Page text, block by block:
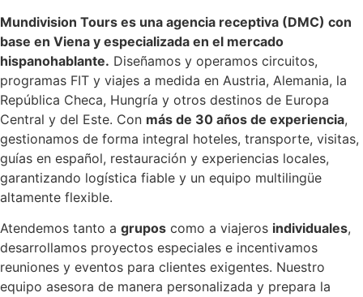
Mundivision Tours es una agencia receptiva (DMC) con
base en Viena y especializada en el mercado
hispanohablante. Diseñamos y operamos circuitos,
programas FIT y viajes a medida en Austria, Alemania, la
República Checa, Hungría y otros destinos de Europa
Central y del Este. Con más de 30 años de experiencia,
gestionamos de forma integral hoteles, transporte, visitas,
guías en español, restauración y experiencias locales,
garantizando logística fiable y un equipo multilingüe
altamente flexible.
Atendemos tanto a grupos como a viajeros individuales,
desarrollamos proyectos especiales e incentivamos
reuniones y eventos para clientes exigentes. Nuestro
equipo asesora de manera personalizada y prepara la